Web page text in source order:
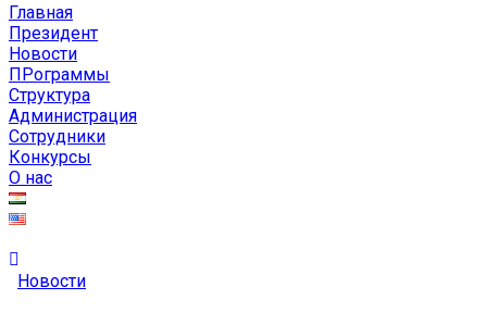
Главная
Президент
Новости
ПРограммы
Структура
Администрация
Сотрудники
Конкурсы
О нас
Новости